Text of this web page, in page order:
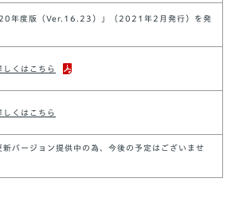
年度版（Ver.16.23）」（2021年2月発行）を発
しくはこちら
しくはこちら
新バージョン提供中の為、今後の予定はございませ